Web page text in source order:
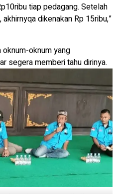
tiap pedagang. Setelah
dikenakan Rp 15ribu,”
oknum-oknum yang
segera memberi tahu dirinya.